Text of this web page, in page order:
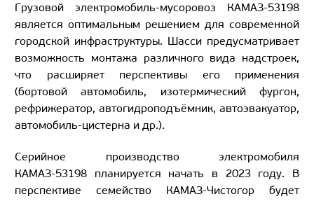
Грузовой электромобиль-мусоровоз КАМАЗ-53198
является оптимальным решением для современной
городской инфраструктуры. Шасси предусматривает
возможность монтажа различного вида надстроек,
что расширяет перспективы его применения
(бортовой автомобиль, изотермический фургон,
рефрижератор, автогидроподъёмник, автоэвакуатор,
автомобиль-цистерна и др.).
Серийное производство электромобиля
КАМАЗ-53198 планируется начать в 2023 году. В
перспективе семейство КАМАЗ-Чистогор будет